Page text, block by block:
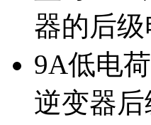
器的后级
9A低电
逆变器后